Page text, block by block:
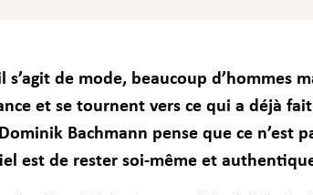
s’agit de mode, beaucoup d’hommes
et se tournent vers ce qui a déjà
Bachmann pense que ce n’est
est de rester soi-même et